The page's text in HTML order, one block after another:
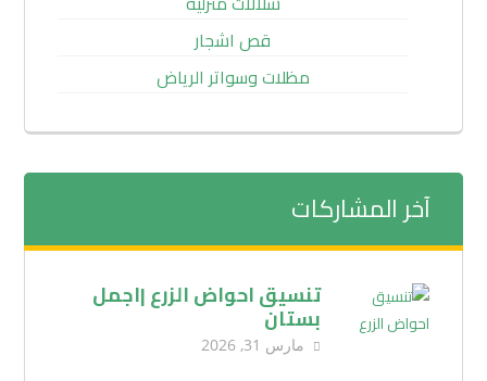
قص اشجار
مظلات وسواتر الرياض
آخر المشاركات
تنسيق احواض الزرع |اجمل
بستان
مارس 31, 2026